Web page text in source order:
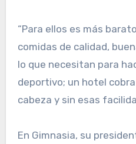
“Para ellos es más
comidas de calidad,
lo que necesitan para
deportivo; un hotel
cabeza y sin esas
En Gimnasia, su